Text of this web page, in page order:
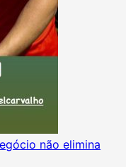
não elimina